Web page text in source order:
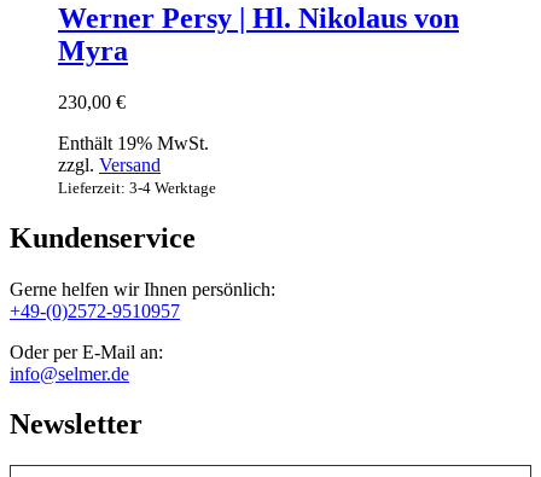
Werner Persy | Hl. Nikolaus von
Myra
230,00 €
Enthält 19% MwSt.
zzgl. Versand
Lieferzeit: 3-4 Werktage
Kundenservice
Gerne helfen wir Ihnen persönlich:
+49-(0)2572-9510957
Oder per E-Mail an:
info@selmer.de
Newsletter